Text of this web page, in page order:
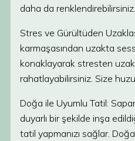
daha da renklendirebilirsiniz.
Stres ve Gürültüden
karmaşasından uzakta
konaklayarak stresten
rahatlayabilirsiniz. Size
Doğa ile Uyumlu Tatil:
duyarlı bir şekilde inşa
tatil yapmanızı sağlar.